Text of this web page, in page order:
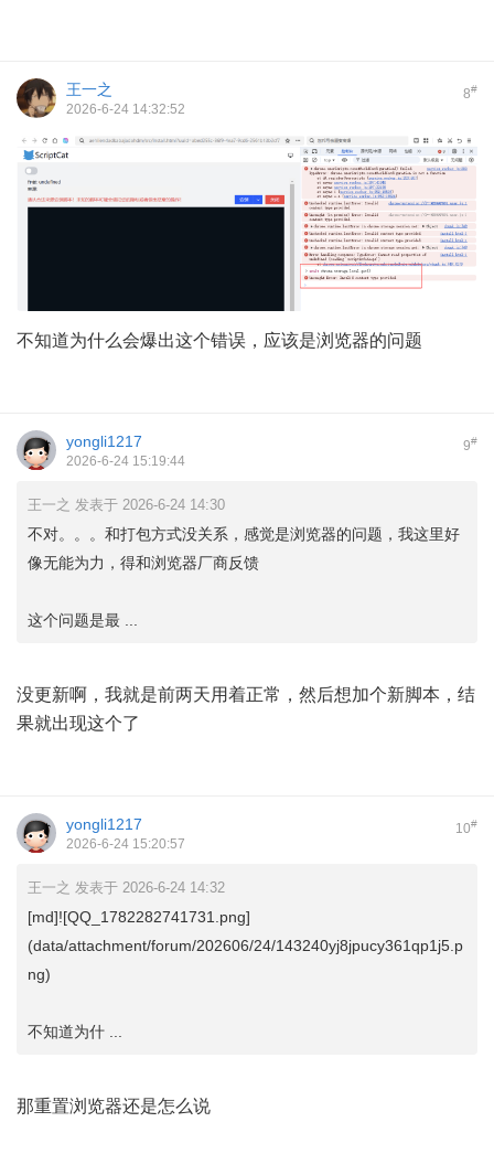
8#
王一之
2026-6-24 14:32:52
不知道为什么会爆出这个错误，应该是浏览器的问题
9#
yongli1217
2026-6-24 15:19:44
王一之 发表于 2026-6-24 14:30
不对。。。和打包方式没关系，感觉是浏览器的问题，我这里好
像无能为力，得和浏览器厂商反馈
这个问题是最 ...
没更新啊，我就是前两天用着正常，然后想加个新脚本，结
果就出现这个了
10#
yongli1217
2026-6-24 15:20:57
王一之 发表于 2026-6-24 14:32
[md]![QQ_1782282741731.png]
(data/attachment/forum/202606/24/143240yj8jpucy361qp1j5.p
ng)
不知道为什 ...
那重置浏览器还是怎么说